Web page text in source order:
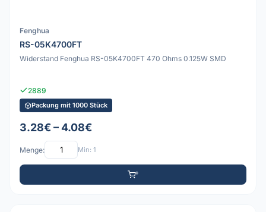
Fenghua
RS-05K4700FT
Widerstand Fenghua RS-05K4700FT 470 Ohms 0.125W SMD
2889
Packung mit 1000 Stück
3.28€ – 4.08€
Menge: Min: 1